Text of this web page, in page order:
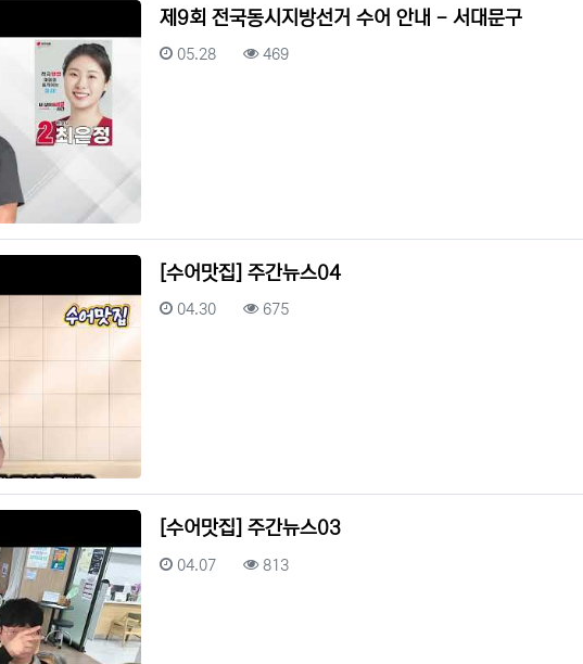
제9회 전국동시지방선거 수어 안내 - 서대문구
등록일
05.28 조회
469
[수어맛집] 주간뉴스04
등록일
04.30 조회
675
[수어맛집] 주간뉴스03
등록일
04.07 조회
813